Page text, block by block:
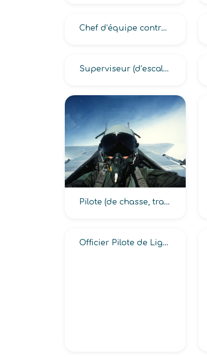
Chef d’équipe contrôleur aérien aérienne
Superviseur (d’escale aéroportuaire, passage aéroportuaire)
Pilote (de chasse, transport, hélicoptère de l’armée)
Officier Pilote de Ligne -OPL-